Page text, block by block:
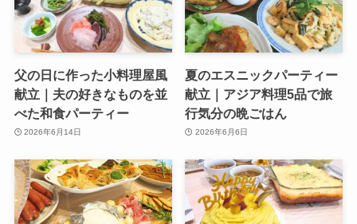
父の日に作った小料理屋風
献立｜夫の好きなものを並
べた和食パーティー
2026年6月14日
夏のエスニックパーティー
献立｜アジア料理5品で旅
行気分の晩ごはん
2026年6月6日